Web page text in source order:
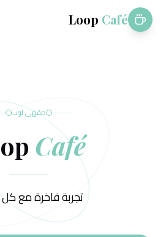
Loop Café
مقهى لوب
Café
تجربة فاخرة مع